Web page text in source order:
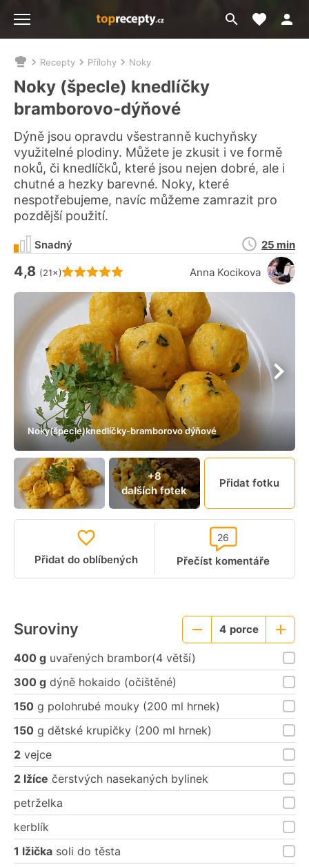
Přejít
na
Moje
Nacházíte
se
zde:
Recepty Přílohy Noky
Noky (špecle) knedlíčky
bramborovo-dýňové
Dýně jsou opravdu všestranně kuchyňsky
využitelné plodiny. Můžete je zkusit i ve formě
noků, či knedlíčků, které jsou nejen dobré, ale i
chutné a hezky barevné. Noky, které
nespotřebujeme, navíc můžeme zamrazit pro
pozdější použití.
Hodnocení receptu je
4,8 (21×) Anna Kocikova
Snadný
Doba
přípravy
25 min
Noky(špecle)knedlíčky-bramborovo dýňové
+8
dalších fotek
Přidat fotku
Přidat do oblíbených Přečíst komentáře
26
Suroviny
Menší
4 porce
Větší
porce
400 g uvařených brambor(4 větší)
300 g dýně hokaido (očištěné)
150 g polohrubé mouky (200 ml hrnek)
150 g dětské krupičky (200 ml hrnek)
2 vejce
2 lžíce čerstvých nasekaných bylinek
petrželka
kerblík
1 lžička soli do těsta